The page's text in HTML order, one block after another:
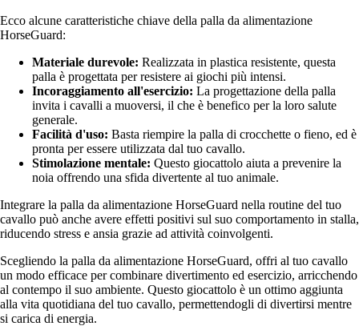
Ecco alcune caratteristiche chiave della palla da alimentazione
HorseGuard:
Materiale durevole: Realizzata in plastica resistente, questa
palla è progettata per resistere ai giochi più intensi.
Incoraggiamento all'esercizio: La progettazione della palla
invita i cavalli a muoversi, il che è benefico per la loro salute
generale.
Facilità d'uso: Basta riempire la palla di crocchette o fieno, ed è
pronta per essere utilizzata dal tuo cavallo.
Stimolazione mentale: Questo giocattolo aiuta a prevenire la
noia offrendo una sfida divertente al tuo animale.
Integrare la palla da alimentazione HorseGuard nella routine del tuo
cavallo può anche avere effetti positivi sul suo comportamento in stalla,
riducendo stress e ansia grazie ad attività coinvolgenti.
Scegliendo la palla da alimentazione HorseGuard, offri al tuo cavallo
un modo efficace per combinare divertimento ed esercizio, arricchendo
al contempo il suo ambiente. Questo giocattolo è un ottimo aggiunta
alla vita quotidiana del tuo cavallo, permettendogli di divertirsi mentre
si carica di energia.